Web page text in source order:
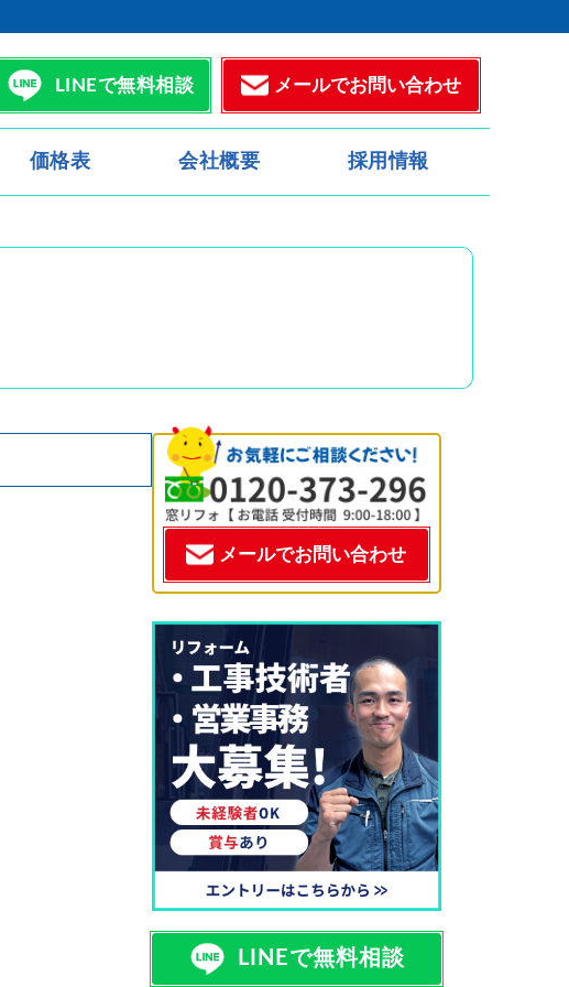
LINEで無料相談 メールでお問い合わせ
価格表 会社概要 採用情報
メールでお問い合わせ
LINEで無料相談